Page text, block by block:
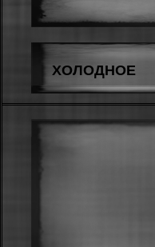
ХОЛОДНОЕ